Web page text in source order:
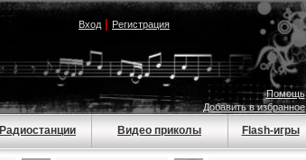
Вход| Регистрация
Помощь
Добавить в избранное
Радиостанции Видео приколы Flash-игры